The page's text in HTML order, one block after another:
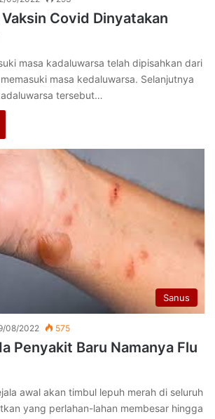
Covid Dinyatakan
masa kadaluwarsa telah dipisahkan dari
masa kedaluwarsa. Selanjutnya
tersebut…
Sanus
08/2022 575
Penyakit Baru Namanya Flu
awal akan timbul lepuh merah di seluruh
yang perlahan-lahan membesar hingga